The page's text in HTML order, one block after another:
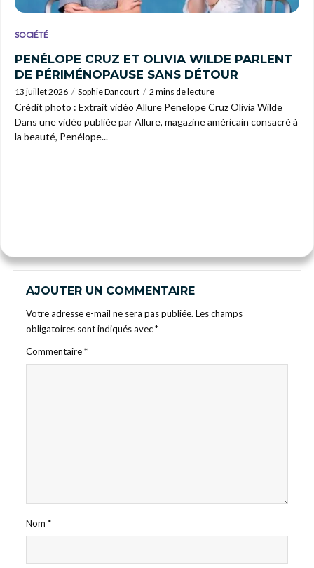
SOCIÉTÉ
PENÉLOPE CRUZ ET OLIVIA WILDE PARLENT
DE PÉRIMÉNOPAUSE SANS DÉTOUR
13 juillet 2026 Sophie Dancourt 2 mins de lecture
Crédit photo : Extrait vidéo Allure Penelope Cruz Olivia Wilde
Dans une vidéo publiée par Allure, magazine américain consacré à
la beauté, Penélope...
AJOUTER UN COMMENTAIRE
Votre adresse e-mail ne sera pas publiée. Les champs
obligatoires sont indiqués avec*
Commentaire*
Nom *